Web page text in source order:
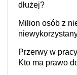
dłużej?
Milion osób z
refundacji, ale
świadomości
Przerwy w
Kto ma prawo